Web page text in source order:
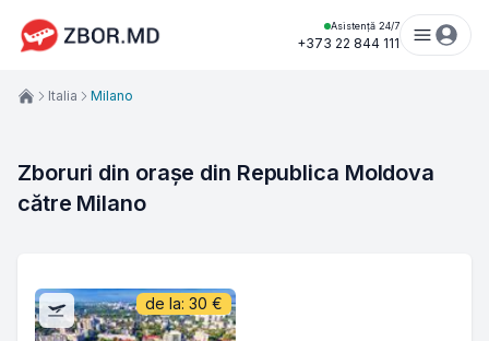
Asistență 24/7
+373 22 844 111
Italia Milano
Zboruri din orașe din Republica Moldova
către Milano
de la: 30 €